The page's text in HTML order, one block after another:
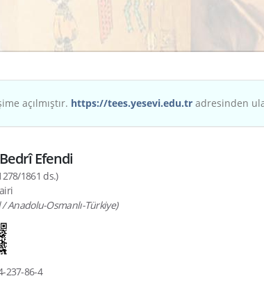
açılmıştır. https://tees.yesevi.edu.tr adresinden
Efendi
1861 ds.)
/ Anadolu-Osmanlı-Türkiye)
237-86-4